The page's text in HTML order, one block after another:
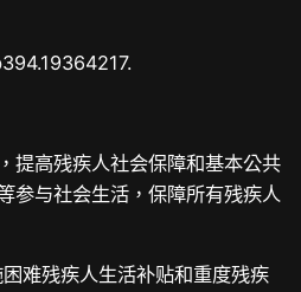
提高残疾人社会保障和基本公共
参与社会生活，保障所有残疾人
难残疾人生活补贴和重度残疾